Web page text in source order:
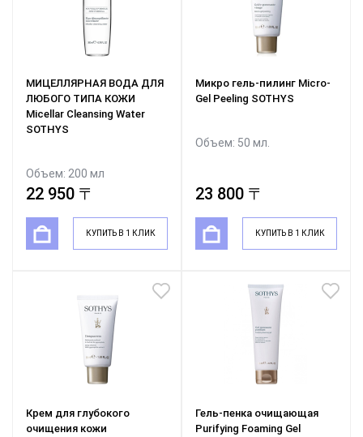
МИЦЕЛЛЯРНАЯ ВОДА ДЛЯ
ЛЮБОГО ТИПА КОЖИ
Micellar Cleansing Water
SOTHYS
Объем: 200 мл
22 950 〒
КУПИТЬ В 1 КЛИК
Микро гель-пилинг Micro-
Gel Peeling SOTHYS
Объем: 50 мл.
23 800 〒
КУПИТЬ В 1 КЛИК
Крем для глубокого
очищения кожи
Гель-пенка очищающая
Purifying Foaming Gel